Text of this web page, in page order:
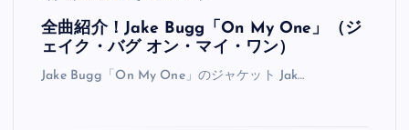
全曲紹介！Jake Bugg「On My One」（ジ
ェイク・バグ オン・マイ・ワン）
Jake Bugg「On My One」のジャケット Jak…